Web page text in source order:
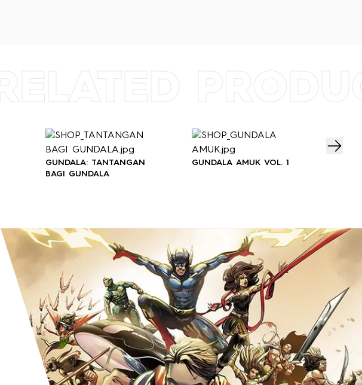
RELATED
GUNDALA: TANTANGAN
BAGI GUNDALA
GUNDALA AMUK VOL. 1